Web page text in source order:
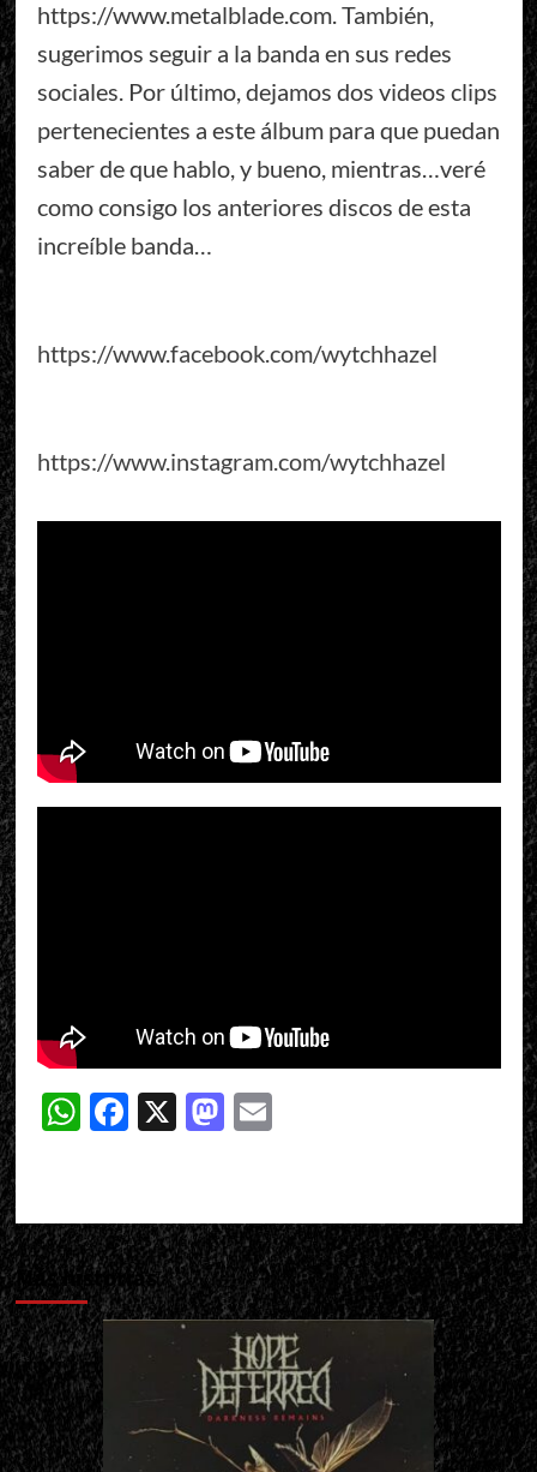
https://www.metalblade.com. También,
sugerimos seguir a la banda en sus redes
sociales. Por último, dejamos dos videos clips
pertenecientes a este álbum para que puedan
saber de que hablo, y bueno, mientras…veré
como consigo los anteriores discos de esta
increíble banda…
https://www.facebook.com/wytchhazel
https://www.instagram.com/wytchhazel
WhatsApp
Facebook
X Mastodon
Email
Más historias